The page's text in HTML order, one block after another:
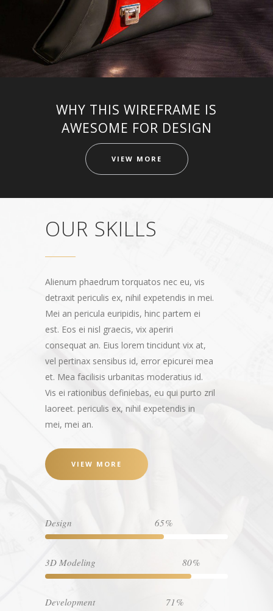
WHY THIS WIREFRAME IS
AWESOME FOR DESIGN
VIEW MORE
OUR SKILLS
Alienum phaedrum torquatos nec eu, vis
detraxit periculis ex, nihil expetendis in mei.
Mei an pericula euripidis, hinc partem ei
est. Eos ei nisl graecis, vix aperiri
consequat an. Eius lorem tincidunt vix at,
vel pertinax sensibus id, error epicurei mea
et. Mea facilisis urbanitas moderatius id.
Vis ei rationibus definiebas, eu qui purto zril
laoreet. periculis ex, nihil expetendis in
mei, mei an.
VIEW MORE
Design 65
3D Modeling 80
Development 71